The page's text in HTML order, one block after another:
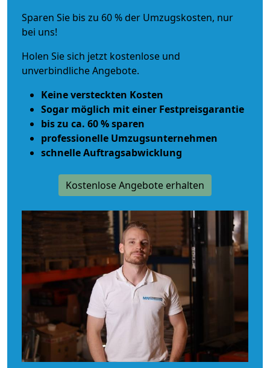
Sparen Sie bis zu 60 % der Umzugskosten, nur
bei uns!
Holen Sie sich jetzt kostenlose und
unverbindliche Angebote.
Keine versteckten Kosten
Sogar möglich mit einer Festpreisgarantie
bis zu ca. 60 % sparen
professionelle Umzugsunternehmen
schnelle Auftragsabwicklung
Kostenlose Angebote erhalten